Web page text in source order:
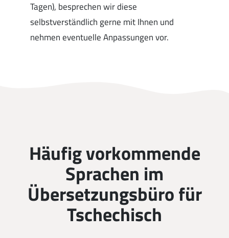
Tagen), besprechen wir diese
selbstverständlich gerne mit Ihnen und
nehmen eventuelle Anpassungen vor.
Häufig vorkommende
Sprachen im
Übersetzungsbüro für
Tschechisch